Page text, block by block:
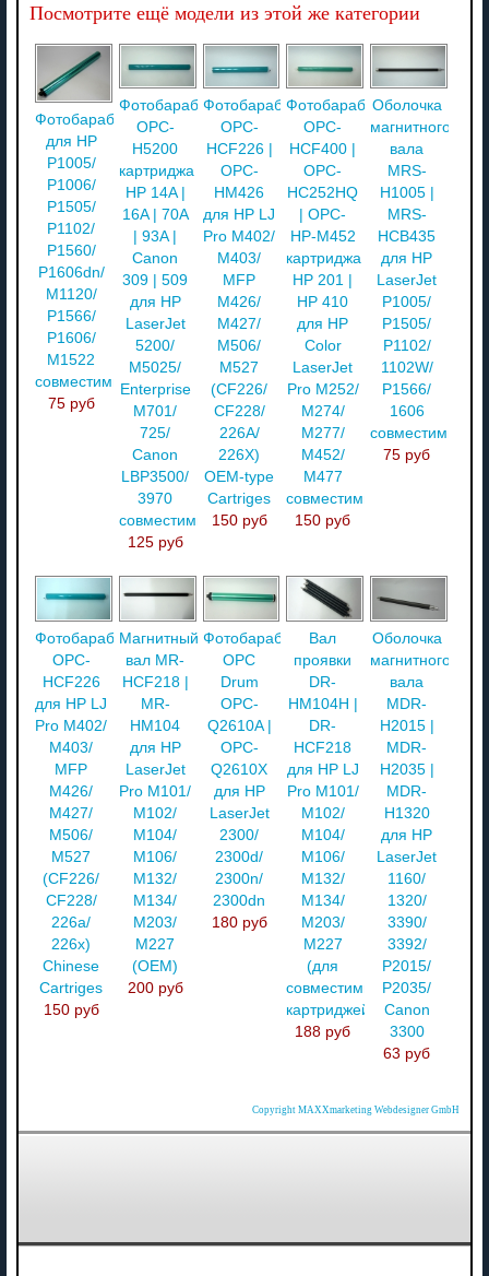
Посмотрите ещё модели из этой же категории
Фотобарабан
для HP
P1005/
P1006/
P1505/
P1102/
P1560/
P1606dn/
M1120/
P1566/
P1606/
M1522
совместимый
75 руб
Фотобарабан
OPC-
H5200
картриджа
HP 14A |
16A | 70A
| 93A |
Canon
309 | 509
для HP
LaserJet
5200/
M5025/
Enterprise
M701/
725/
Canon
LBP3500/
3970
совместимый
125 руб
Фотобарабан
OPC-
HCF226 |
OPC-
HM426
для HP LJ
Pro M402/
M403/
MFP
M426/
M427/
M506/
M527
(CF226/
CF228/
226A/
226X)
OEM-type
Cartriges
150 руб
Фотобарабан
OPC-
HCF400 |
OPC-
HC252HQ
| OPC-
HP-M452
картриджа
HP 201 |
HP 410
для HP
Color
LaserJet
Pro M252/
M274/
M277/
M452/
M477
совместимый
150 руб
Оболочка
магнитного
вала
MRS-
H1005 |
MRS-
HCB435
для HP
LaserJet
P1005/
P1505/
P1102/
1102W/
P1566/
1606
совместимый
75 руб
Фотобарабан
OPC-
HCF226
для HP LJ
Pro M402/
M403/
MFP
M426/
M427/
M506/
M527
(CF226/
CF228/
226a/
226x)
Chinese
Cartriges
150 руб
Магнитный
вал MR-
HCF218 |
MR-
HM104
для HP
LaserJet
Pro M101/
M102/
M104/
M106/
M132/
M134/
M203/
M227
(OEM)
200 руб
Фотобарабан
OPC
Drum
OPC-
Q2610A |
OPC-
Q2610X
для HP
LaserJet
2300/
2300d/
2300n/
2300dn
180 руб
Вал
проявки
DR-
HM104H |
DR-
HCF218
для HP LJ
Pro M101/
M102/
M104/
M106/
M132/
M134/
M203/
M227
(для
совместимых
картриджей)
188 руб
Оболочка
магнитного
вала
MDR-
H2015 |
MDR-
H2035 |
MDR-
H1320
для HP
LaserJet
1160/
1320/
3390/
3392/
P2015/
P2035/
Canon
3300
63 руб
Copyright MAXXmarketing Webdesigner GmbH